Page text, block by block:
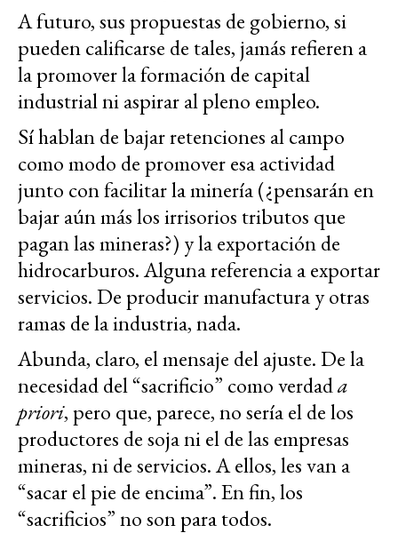
A futuro, sus propuestas de gobierno, si
pueden calificarse de tales, jamás refieren a
la promover la formación de capital
industrial ni aspirar al pleno empleo.
Sí hablan de bajar retenciones al campo
como modo de promover esa actividad
junto con facilitar la minería (¿pensarán en
bajar aún más los irrisorios tributos que
pagan las mineras?) y la exportación de
hidrocarburos. Alguna referencia a exportar
servicios. De producir manufactura y otras
ramas de la industria, nada.
Abunda, claro, el mensaje del ajuste. De la
necesidad del “sacrificio” como verdada
priori, pero que, parece, no sería el de los
productores de soja ni el de las empresas
mineras, ni de servicios. A ellos, les van a
“sacar el pie de encima”. En fin, los
“sacrificios” no son para todos.